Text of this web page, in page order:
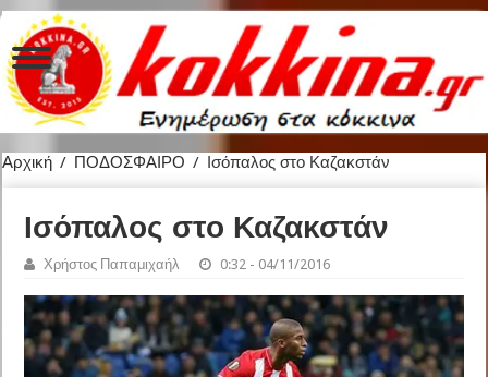
Αρχική / ΠΟΔΟΣΦΑΙΡΟ / Ισόπαλος στο Καζακστάν
Ισόπαλος στο Καζακστάν
Χρήστος Παπαμιχαήλ 0:32 - 04/11/2016